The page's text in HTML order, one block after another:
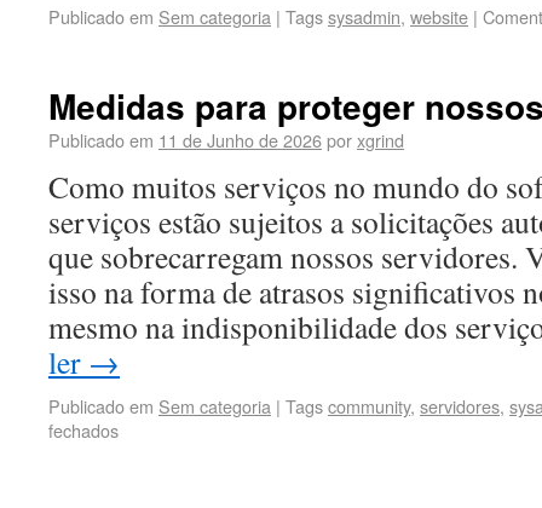
Publicado em Sem categoria | Tagssysadmin, website |
Medidas para proteger
Publicado em 11 de Junho de 2026porxgrind
Como muitos serviços no mundo do
serviços estão sujeitos a solicitações
que sobrecarregam nossos servidores.
isso na forma de atrasos significativos
mesmo na indisponibilidade dos
ler →
Publicado em Sem categoria | Tagscommunity, servidores,
fechados